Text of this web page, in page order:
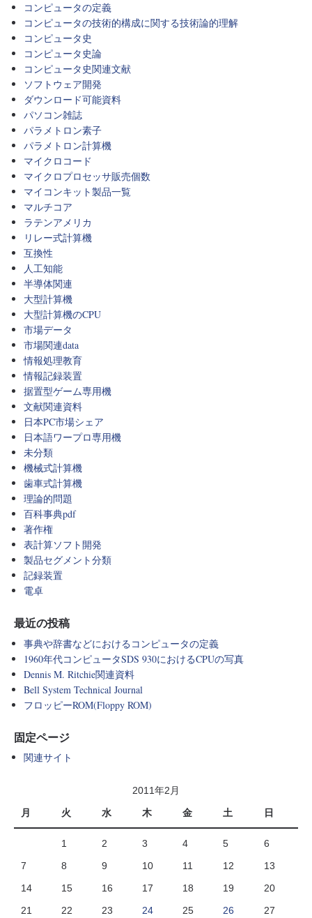
コンピュータの定義
コンピュータの技術的構成に関する技術論的理解
コンピュータ史
コンピュータ史論
コンピュータ史関連文献
ソフトウェア開発
ダウンロード可能資料
パソコン雑誌
パラメトロン素子
パラメトロン計算機
マイクロコード
マイクロプロセッサ販売個数
マイコンキット製品一覧
マルチコア
ラテンアメリカ
リレー式計算機
互換性
人工知能
半導体関連
大型計算機
大型計算機のCPU
市場データ
市場関連data
情報処理教育
情報記録装置
据置型ゲーム専用機
文献関連資料
日本PC市場シェア
日本語ワープロ専用機
未分類
機械式計算機
歯車式計算機
理論的問題
百科事典pdf
著作権
表計算ソフト開発
製品セグメント分類
記録装置
電卓
最近の投稿
事典や辞書などにおけるコンピュータの定義
1960年代コンピュータSDS 930におけるCPUの写真
Dennis M. Ritchie関連資料
Bell System Technical Journal
フロッピーROM(Floppy ROM)
固定ページ
関連サイト
2011年2月
月
火 水 木 金 土 日
1 2 3 4 5
6
7
8 9 10 11 12
13
14
15 16 17 18 19
20
21
22 23 24 25 26 27